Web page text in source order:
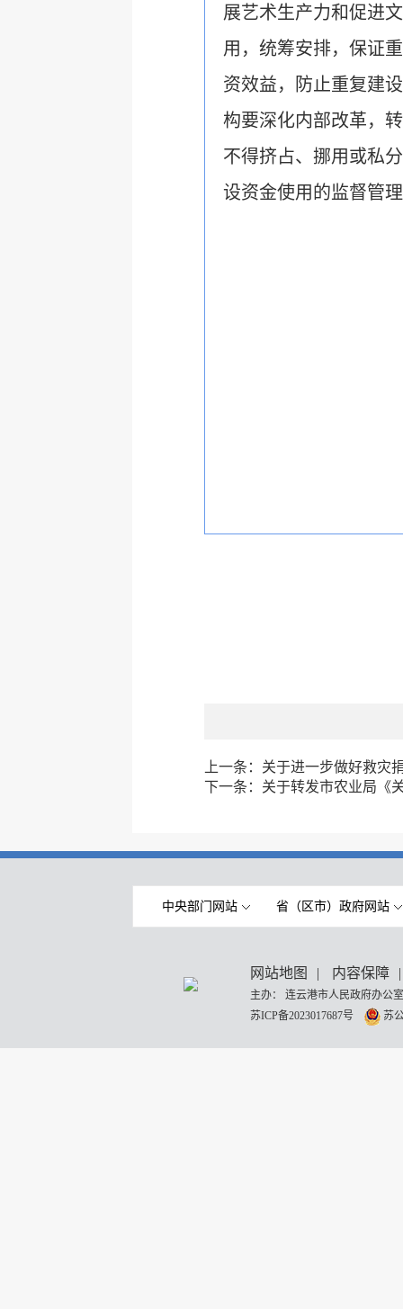
展艺术生产力和促进
用，统筹安排，保证
资效益，防止重复建
构要深化内部改革，
不得挤占、挪用或私
设资金使用的监督管
上一条： 关于进一步做好救灾
下一条： 关于转发市农业局《
中央部门网站 省（区市）政府网站
网站地图 | 内容保障 |
主办： 连云港市人民政府办
苏ICP备2023017687号
苏